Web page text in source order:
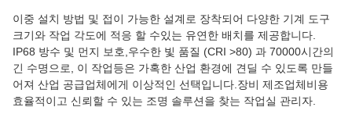
이중 설치 방법 및 접이 가능한 설계로 장착되어 다양한 기계 도구
크기와 작업 각도에 적응 할 수있는 유연한 배치를 제공합니다.
IP68 방수 및 먼지 보호,우수한 빛 품질 (CRI >80) 과 70000시간의
긴 수명으로, 이 작업등은 가혹한 산업 환경에 견딜 수 있도록 만들
어져 산업 공급업체에게 이상적인 선택입니다.장비 제조업체비용
효율적이고 신뢰할 수 있는 조명 솔루션을 찾는 작업실 관리자.